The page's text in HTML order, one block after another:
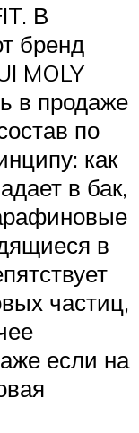
В
бренд
MOLY
в продаже
по
как
в бак,
в
частиц,
если на